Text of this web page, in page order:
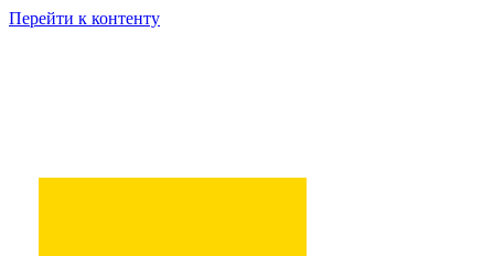
Перейти к контенту